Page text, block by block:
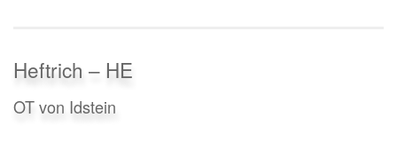
Heftrich – HE
OT von Idstein